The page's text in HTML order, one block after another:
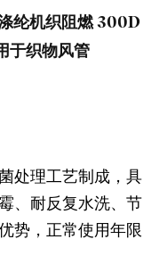
纶机织阻燃 300D
于织物风管
处理工艺制成，具
、耐反复水洗、节
势，正常使用年限